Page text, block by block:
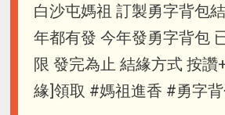
白沙屯媽祖 訂製勇字背包
年都有發 今年發勇字背包
限 發完為止 結緣方式 按讚
緣]領取 #媽祖進香 #勇字